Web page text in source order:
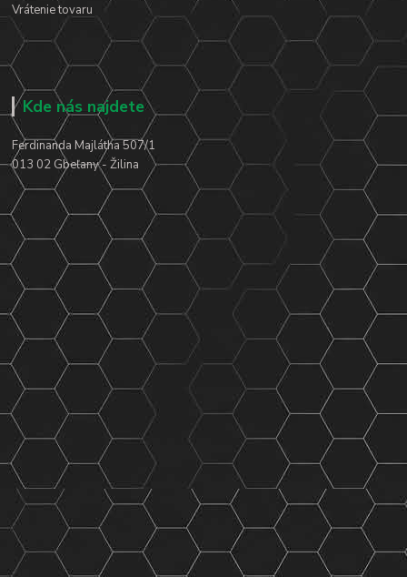
Vrátenie tovaru
Kde nás najdete
Ferdinanda Majlátha 507/1
013 02 Gbeľany - Žilina